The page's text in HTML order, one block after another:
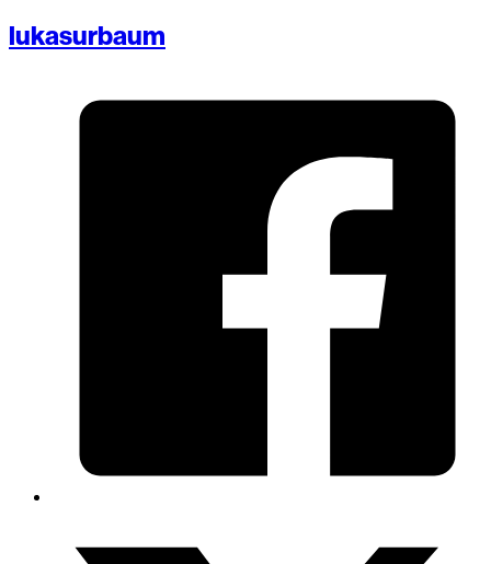
lukasurbaum